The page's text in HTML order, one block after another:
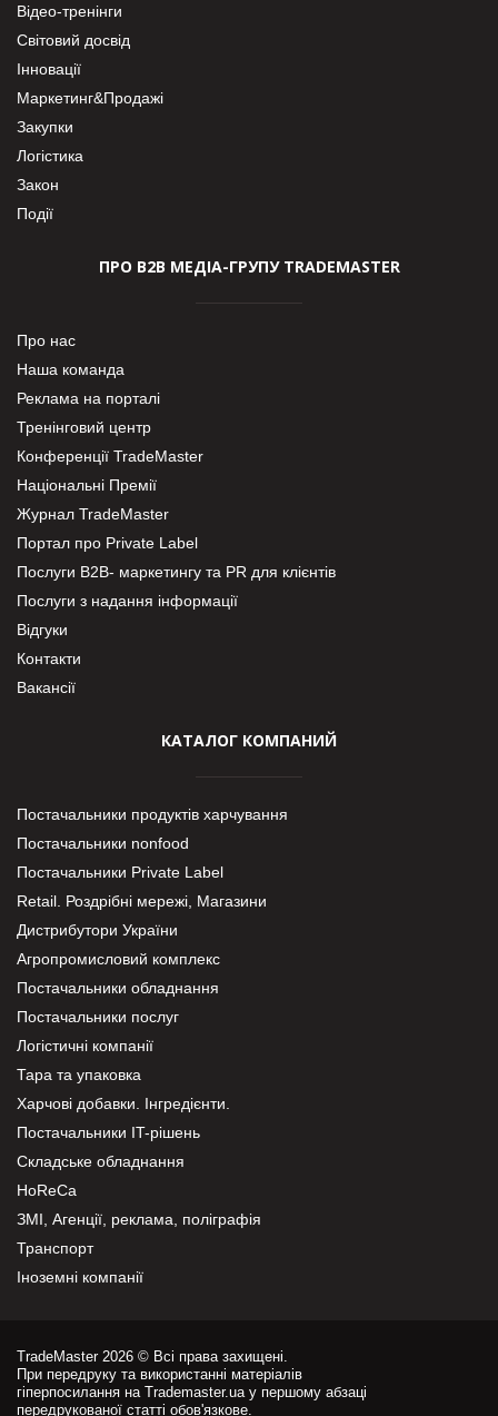
Відео-тренінги
Світовий досвід
Інновації
Маркетинг&Продажі
Закупки
Логістика
Закон
Події
ПРО В2В МЕДІА-ГРУПУ TRADEMASTER
Про нас
Наша команда
Реклама на порталі
Тренінговий центр
Конференції TradeMaster
Національні Премії
Журнал TradeMaster
Портал про Private Label
Послуги В2В- маркетингу та PR для клієнтів
Послуги з надання інформації
Відгуки
Контакти
Вакансії
КАТАЛОГ КОМПАНИЙ
Постачальники продуктів харчування
Постачальники nonfood
Постачальники Private Label
Retail. Роздрібні мережі, Магазини
Дистрибутори України
Агропромисловий комплекс
Постачальники обладнання
Постачальники послуг
Логістичні компанії
Тара та упаковка
Харчові добавки. Інгредієнти.
Постачальники IT-рішень
Складське обладнання
HoReCa
ЗМІ, Агенції, реклама, поліграфія
Транспорт
Іноземні компанії
TradeMaster 2026 © Всі права захищені.
При передруку та використанні матеріалів
гіперпосилання на Trademaster.ua у першому абзаці
передрукованої статті обов'язкове.